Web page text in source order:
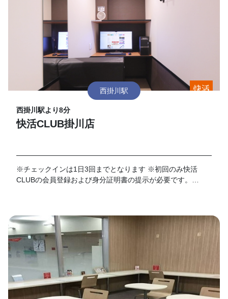
西掛川駅
西掛川駅より8分
快活CLUB掛川店
※チェックインは1日3回までとなります ※初回のみ快活
CLUBの会員登録および身分証明書の提示が必要です。